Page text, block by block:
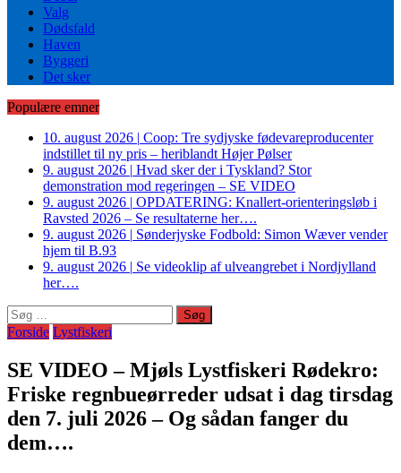
Valg
Dødsfald
Haven
Byggeri
Det sker
Populære emner
10. august 2026 | Coop: Tre sydjyske fødevareproducenter
indstillet til ny pris – heriblandt Højer Pølser
9. august 2026 | Hvad sker der i Tyskland? Stor
demonstration mod regeringen – SE VIDEO
9. august 2026 | OPDATERING: Knallert-orienteringsløb i
Ravsted 2026 – Se resultaterne her….
9. august 2026 | Sønderjyske Fodbold: Simon Wæver vender
hjem til B.93
9. august 2026 | Se videoklip af ulveangrebet i Nordjylland
her….
Søg
efter:
Forside Lystfiskeri
SE VIDEO – Mjøls Lystfiskeri Rødekro:
Friske regnbueørreder udsat i dag tirsdag
den 7. juli 2026 – Og sådan fanger du
dem….